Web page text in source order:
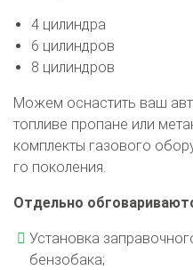
4 цилиндра
6 цилиндров
8 цилиндров
Можем оснастить ваш
топливе пропане или
комплекты газового
го поколения.
Отдельно
Установка
бензобака;